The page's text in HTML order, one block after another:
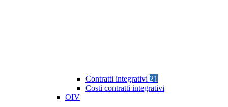
Contratti integrativi 21
Costi contratti integrativi
OIV